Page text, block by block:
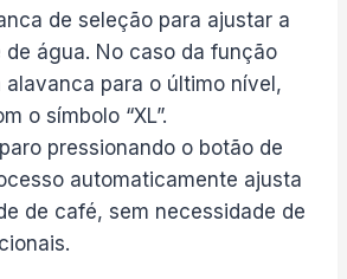
de seleção para ajustar a
de água. No caso da função
alavanca para o último nível,
o símbolo “XL”.
pressionando o botão de
automaticamente ajusta
de café, sem necessidade de